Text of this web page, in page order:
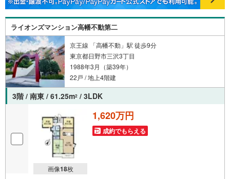
ライオンズマンション高幡不動第二
京王線 「高幡不動」駅 徒歩9分
東京都日野市三沢3丁目
1988年3月（築39年）
22戸 / 地上4階建
3階 / 南東 / 61.25m2 / 3LDK
画像18枚
1,620万円
成約でもらえる